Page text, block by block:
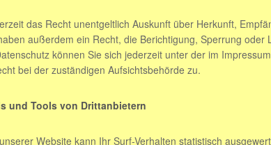
das Recht unentgeltlich Auskunft über Herkunft,
außerdem ein Recht, die Berichtigung, Sperrung
können Sie sich jederzeit unter der im
bei der zuständigen Aufsichtsbehörde zu.
und Tools von Drittanbietern
Website kann Ihr Surf-Verhalten statistisch